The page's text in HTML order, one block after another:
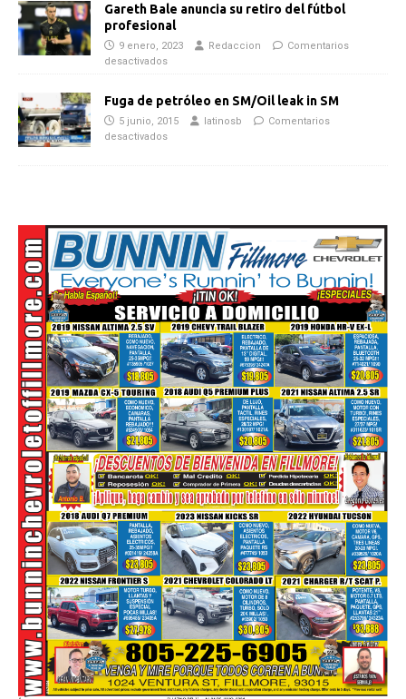
Gareth Bale anuncia su retiro del fútbol
profesional
9 enero, 2023 Redaccion
Comentarios
desactivados
Fuga de petróleo en SM/Oil leak in SM
5 junio, 2015 latinosb
Comentarios
desactivados